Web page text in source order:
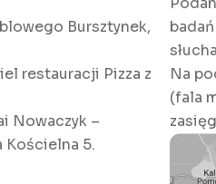
Bursztynek,
restauracji Pizza z
Nowaczyk –
Kościelna 5.
Na
(fala